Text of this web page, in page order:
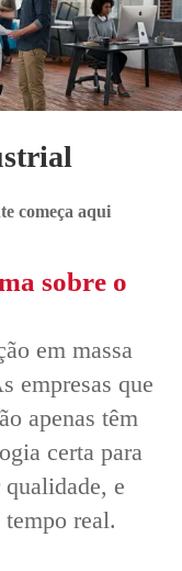
começa aqui
sobre o
em massa
empresas que
apenas têm
certa para
e
tempo real.